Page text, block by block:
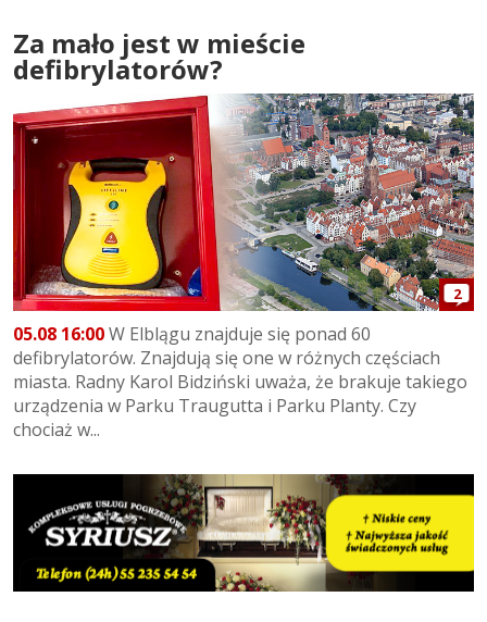
Za mało jest w mieście
defibrylatorów?
2
05.08 16:00W Elblągu znajduje się ponad 60
defibrylatorów. Znajdują się one w różnych częściach
miasta. Radny Karol Bidziński uważa, że brakuje takiego
urządzenia w Parku Traugutta i Parku Planty. Czy
chociaż w...